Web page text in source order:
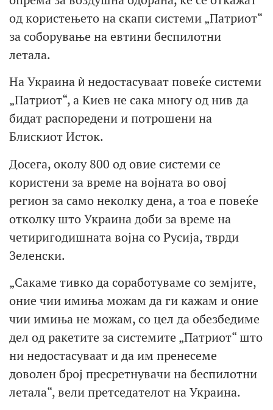
од користењето на скапи системи „Патриот“
за соборување на евтини беспилотни
летала.
На Украина ѝ недостасуваат повеќе системи
„Патриот“, а Киев не сака многу од нив да
бидат распоредени и потрошени на
Блискиот Исток.
Досега, околу 800 од овие системи се
користени за време на војната во овој
регион за само неколку дена, а тоа е повеќе
отколку што Украина доби за време на
четиригодишната војна со Русија, тврди
Зеленски.
„Сакаме тивко да соработуваме со земјите,
оние чии имиња можам да ги кажам и оние
чии имиња не можам, со цел да обезбедиме
дел од ракетите за системите „Патриот“ што
ни недостасуваат и да им пренесеме
доволен број пресретнувачи на беспилотни
летала“, вели претседателот на Украина.